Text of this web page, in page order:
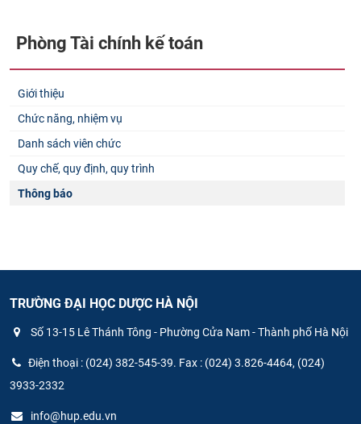
Phòng Tài chính kế toán
Giới thiệu
Chức năng, nhiệm vụ
Danh sách viên chức
Quy chế, quy định, quy trình
Thông báo
TRƯỜNG ĐẠI HỌC DƯỢC HÀ NỘI
Số 13-15 Lê Thánh Tông - Phường Cửa Nam - Thành phố Hà Nội
Điện thoại : (024) 382-545-39. Fax : (024) 3.826-4464, (024)
3933-2332
info@hup.edu.vn